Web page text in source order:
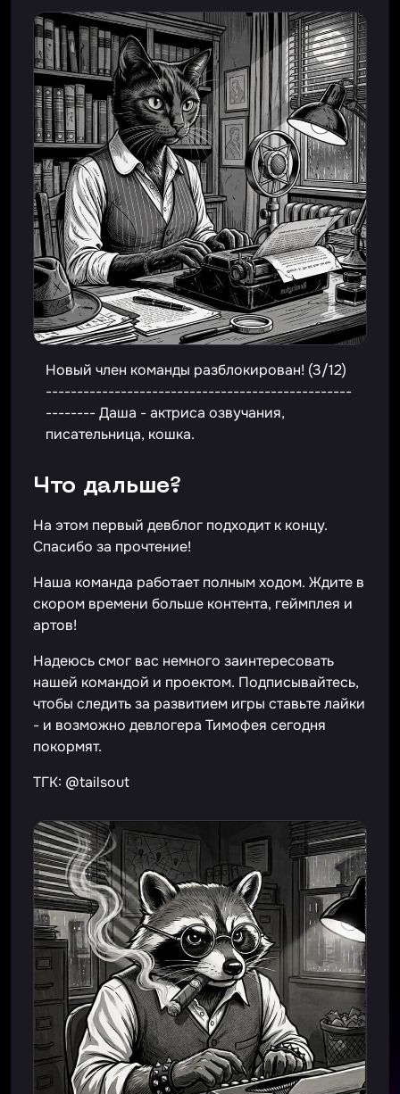
Новый член команды разблокирован! (3/12)
-------------------------------------------------
-------- Даша - актриса озвучания,
писательница, кошка.
Что дальше?
На этом первый девблог подходит к концу.
Спасибо за прочтение!
Наша команда работает полным ходом. Ждите в
скором времени больше контента, геймплея и
артов!
Надеюсь смог вас немного заинтересовать
нашей командой и проектом. Подписывайтесь,
чтобы следить за развитием игры ставьте лайки
- и возможно девлогера Тимофея сегодня
покормят.
ТГК: @tailsout